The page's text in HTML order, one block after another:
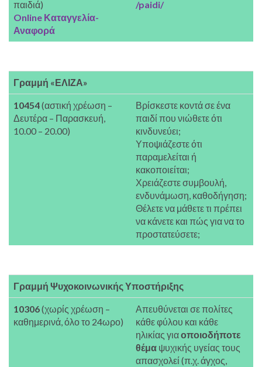
παιδιά)
Online Καταγγελία-
Αναφορά
/paidi/
Γραμμή «ΕΛΙΖΑ»
10454(αστική χρέωση –
Δευτέρα – Παρασκευή,
10.00 – 20.00)
Βρίσκεστε κοντά σε ένα
παιδί που νιώθετε ότι
κινδυνεύει;
Υποψιάζεστε ότι
παραμελείται ή
κακοποιείται;
Χρειάζεστε συμβουλή,
ενδυνάμωση, καθοδήγηση;
Θέλετε να μάθετε τι πρέπει
να κάνετε και πώς για να το
προστατεύσετε;
Γραμμή Ψυχοκοινωνικής Υποστήριξης
10306(χωρίς χρέωση –
καθημερινά, όλο το 24ωρο)
Απευθύνεται σε πολίτες
κάθε φύλου και κάθε
ηλικίας γιαοποιοδήποτε
θέμα ψυχικής υγείας τους
απασχολεί (π.χ. άγχος,